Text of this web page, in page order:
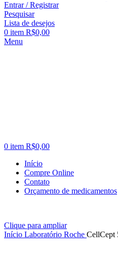
Entrar / Registrar
Pesquisar
Lista de desejos
0 item R$0,00
Menu
0 item R$0,00
Início
Compre Online
Contato
Orçamento de medicamentos
Clique para ampliar
Início Laboratório Roche CellCept